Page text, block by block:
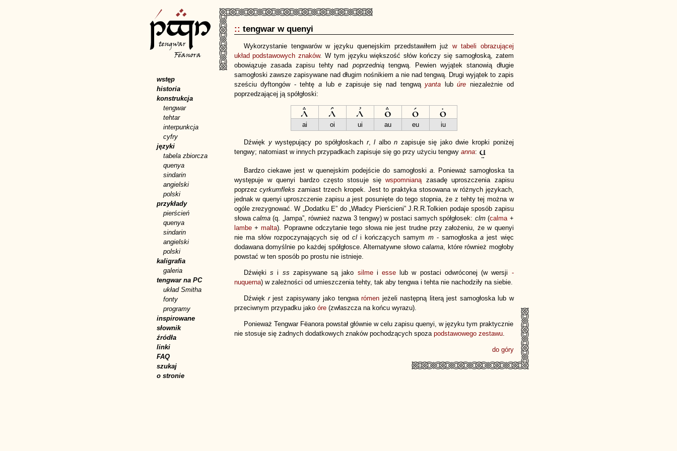
:: tengwar w quenyi
Wykorzystanie tengwarów w języku quenejskim przedstawiłem jużw tabeli obrazującej
układ podstawowych znaków. W tym języku większość słów kończy się samogłoską, zatem
obowiązuje zasada zapisu tehty nad poprzedniątengwą. Pewien wyjątek stanowią długie
samogłoski zawsze zapisywane nad długim nośnikiem a nie nad tengwą. Drugi wyjątek to zapis
sześciu dyftongów - tehtę alube zapisuje się nad tengwąyanta lubúre niezależnie od
poprzedzającej ją spółgłoski:
ai oi ui au eu iu
Dźwięk ywystępujący po spółgłoskach r,l albon zapisuje się jako dwie kropki poniżej
tengwy; natomiast w innych przypadkach zapisuje się go przy użyciu tengwy anna:
Bardzo ciekawe jest w quenejskim podejście do samogłoski a. Ponieważ samogłoska ta
występuje w quenyi bardzo często stosuje sięwspomnianązasadę uproszczenia zapisu
poprzezcyrkumfleks zamiast trzech kropek. Jest to praktyka stosowana w różnych językach,
jednak w quenyi uproszczenie zapisu ajest posunięte do tego stopnia, że z tehty tej można w
ogóle zrezygnować. W „Dodatku E” do „Władcy Pierścieni” J.R.R.Tolkien podaje sposób zapisu
słowa calma(q. „lampa”, również nazwa 3 tengwy) w postaci samych spółgłosek: clm(calma+
lambe+malta). Poprawne odczytanie tego słowa nie jest trudne przy założeniu, że w quenyi
nie ma słów rozpoczynających się od cli kończących samym m- samogłoskaa jest więc
dodawana domyślnie po każdej spółgłosce. Alternatywne słowo calama, które również mogłoby
powstać w ten sposób po prostu nie istnieje.
Dźwiękis i ss zapisywane są jako silmei esselub w postaci odwróconej (w wersji -
nuquerna) w zależności od umieszczenia tehty, tak aby tengwa i tehta nie nachodziły na siebie.
Dźwięk rjest zapisywany jako tengwa rómen jeżeli następną literą jest samogłoska lub w
przeciwnym przypadku jako óre(zwłaszcza na końcu wyrazu).
Ponieważ Tengwar Fëanora powstał głównie w celu zapisu quenyi, w języku tym praktycznie
nie stosuje się żadnych dodatkowych znaków pochodzących spoza podstawowego zestawu.
do góry
wstęp
historia
konstrukcja
tengwar
tehtar
interpunkcja
cyfry
języki
tabela zbiorcza
quenya
sindarin
angielski
polski
przykłady
pierścień
quenya
sindarin
angielski
polski
kaligrafia
galeria
tengwar na PC
układ Smitha
fonty
programy
inspirowane
słownik
źródła
linki
FAQ
szukaj
o stronie